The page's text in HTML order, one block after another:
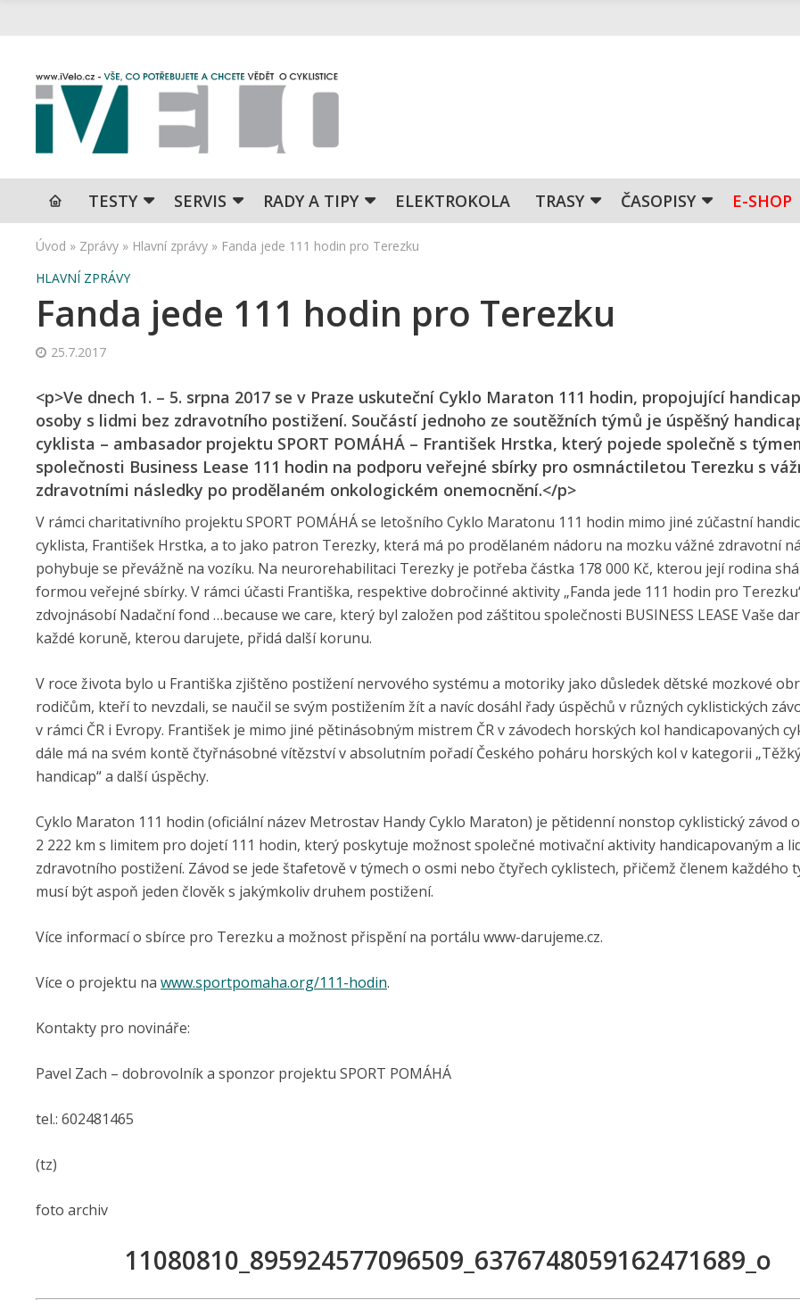
TESTY SERVIS RADY A TIPY ELEKTROKOLA TRASY ČASOPISY E-SHOP
Úvod » Zprávy » Hlavní zprávy » Fanda jede 111 hodin pro Terezku
HLAVNÍ ZPRÁVY
Fanda jede 111 hodin pro Terezku
25.7.2017
<p>Ve dnech 1. – 5. srpna 2017 se v Praze uskuteční Cyklo Maraton 111 hodin, propojující
osoby s lidmi bez zdravotního postižení. Součástí jednoho ze soutěžních týmů je úspěšný
cyklista – ambasador projektu SPORT POMÁHÁ – František Hrstka, který pojede společně s
společnosti Business Lease 111 hodin na podporu veřejné sbírky pro osmnáctiletou Terezku s
zdravotními následky po prodělaném onkologickém onemocnění.</p>
V rámci charitativního projektu SPORT POMÁHÁ se letošního Cyklo Maratonu 111 hodin mimo jiné zúčastní
cyklista, František Hrstka, a to jako patron Terezky, která má po prodělaném nádoru na mozku vážné zdravotní
pohybuje se převážně na vozíku. Na neurorehabilitaci Terezky je potřeba částka 178 000 Kč, kterou její rodina
formou veřejné sbírky. V rámci účasti Františka, respektive dobročinné aktivity „Fanda jede 111 hodin pro
zdvojnásobí Nadační fond …because we care, který byl založen pod záštitou společnosti BUSINESS LEASE Vaše
každé koruně, kterou darujete, přidá další korunu.
V roce života bylo u Františka zjištěno postižení nervového systému a motoriky jako důsledek dětské mozkové
rodičům, kteří to nevzdali, se naučil se svým postižením žít a navíc dosáhl řady úspěchů v různých cyklistických
v rámci ČR i Evropy. František je mimo jiné pětinásobným mistrem ČR v závodech horských kol handicapovaných
dále má na svém kontě čtyřnásobné vítězství v absolutním pořadí Českého poháru horských kol v kategorii
handicap“ a další úspěchy.
Cyklo Maraton 111 hodin (oficiální název Metrostav Handy Cyklo Maraton) je pětidenní nonstop cyklistický závod
2 222 km s limitem pro dojetí 111 hodin, který poskytuje možnost společné motivační aktivity handicapovaným a
zdravotního postižení. Závod se jede štafetově v týmech o osmi nebo čtyřech cyklistech, přičemž členem každého
musí být aspoň jeden člověk s jakýmkoliv druhem postižení.
Více informací o sbírce pro Terezku a možnost přispění na portálu www-darujeme.cz.
Více o projektu na www.sportpomaha.org/111-hodin.
Kontakty pro novináře:
Pavel Zach – dobrovolník a sponzor projektu SPORT POMÁHÁ
tel.: 602481465
(tz)
foto archiv
11080810_895924577096509_6376748059162471689_o